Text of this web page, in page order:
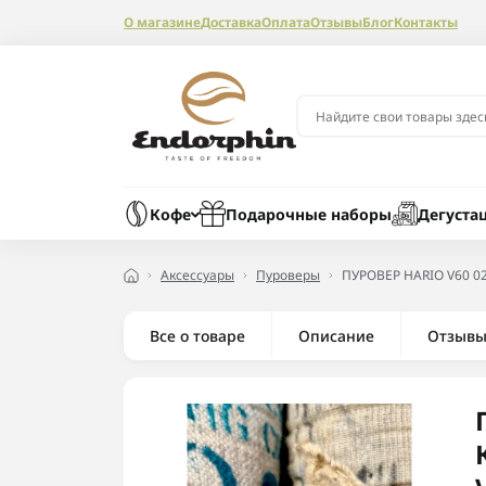
О магазинеДоставкаОплатаОтзывыБлогКонтакты
Кофе Подарочные наборы
Аксессуары Пуроверы ПУРОВЕР HARIO V60
Все о товаре Описание Отзывы